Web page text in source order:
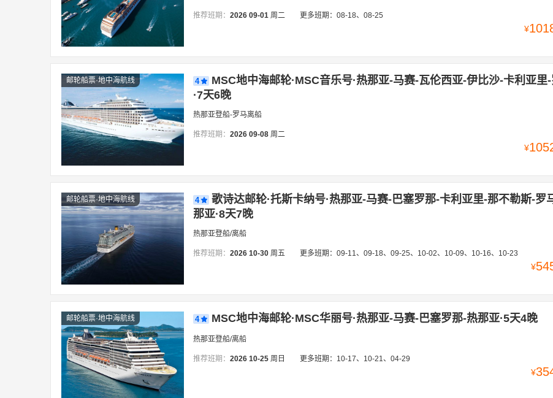
推荐班期： 2026 09-01 周二 更多班期： 08-18、08-25
¥
邮轮船票·地中海航线 4
MSC地中海邮轮·MSC音乐号·热那亚-马赛-瓦伦西亚-伊比沙-卡利亚里
·7天6晚
热那亚登船-罗马离船
推荐班期： 2026 09-08 周二
¥
邮轮船票·地中海航线 4
歌诗达邮轮·托斯卡纳号·热那亚-马赛-巴塞罗那-卡利亚里-那不勒斯-罗
那亚·8天7晚
热那亚登船/离船
推荐班期： 2026 10-30 周五 更多班期： 09-11、09-18、09-25、10-02、10-09、10-16、10-23
¥
邮轮船票·地中海航线 4 MSC地中海邮轮·MSC华丽号·热那亚-马赛-巴塞罗那-热那亚·5天4晚
热那亚登船/离船
推荐班期： 2026 10-25 周日 更多班期： 10-17、10-21、04-29
¥